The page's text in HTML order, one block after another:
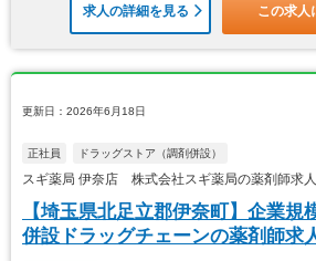
求人の詳細を見る この求人
更新日：2026年6月18日
正社員 ドラッグストア（調剤併設）
スギ薬局 伊奈店 株式会社スギ薬局の薬剤師求人
【埼玉県北足立郡伊奈町】企業規
併設ドラッグチェーンの薬剤師求